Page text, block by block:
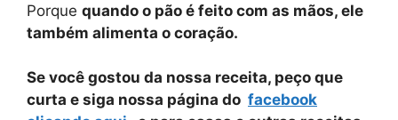
Porque quando o pão é feito com as mãos, ele
também alimenta o coração.
Se você gostou da nossa receita, peço que
curta e siga nossa página do facebook